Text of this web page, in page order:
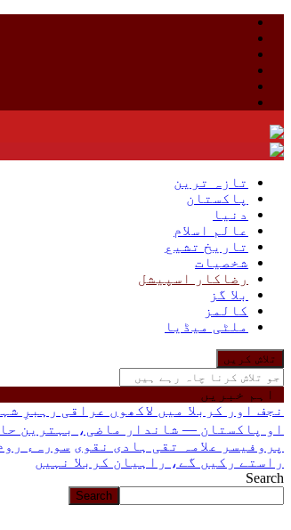
Skip
content
تازہ ترین
پاکستان
دنیا
عالم اسلام
تاریخ تشیع
شخصیات
رضاکار اسپیشل
بلا گز
کالمز
ملٹی میڈیا
جو
تلاش
کرنا
چاہ
رہے
ہیں
یہاں
لکھیں
اہم خبریں
نجف اور کربلا میں لاکھوں عراقی رہبرِ
او پاکستان — شاندار ماضی، بہترین
پروفیسر علامہ تقی ہادی نقوی سورہء
راستے رکیں گے، راہیان کربلا نہیں
Search
Search